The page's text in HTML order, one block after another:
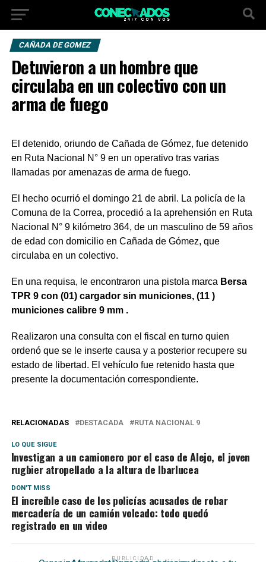
CAÑADA DE GOMEZ
Detuvieron a un hombre que
circulaba en un colectivo con un
arma de fuego
El detenido, oriundo de Cañada de Gómez, fue detenido
en Ruta Nacional N° 9 en un operativo tras varias
llamadas por amenazas de arma de fuego.
El hecho ocurrió el domingo 21 de abril. La policía de la
Comuna de la Correa, procedió a la aprehensión en Ruta
Nacional N° 9 kilómetro 364, de un masculino de 59 años
de edad con domicilio en Cañada de Gómez, que
circulaba en un colectivo.
En una requisa, le encontraron una pistola marca Bersa
TPR 9 con (01) cargador sin municiones, (11 )
municiones calibre 9 mm .
Realizaron una consulta con el fiscal en turno quien
ordenó que se le inserte causa y a posterior recupere su
estado de libertad. El vehículo fue retenido hasta que
presente la documentación correspondiente.
RELACIONADAS DESTACADA RUTA NACIONAL 9
LO QUE SIGUE
Investigan a un camionero por el caso de Alejo, el joven
rugbier atropellado a la altura de Ibarlucea
DON'T MISS
El increíble caso de los policías acusados de robar
mercadería de un camión volcado: todo quedó
registrado en un video
PUBLICIDAD